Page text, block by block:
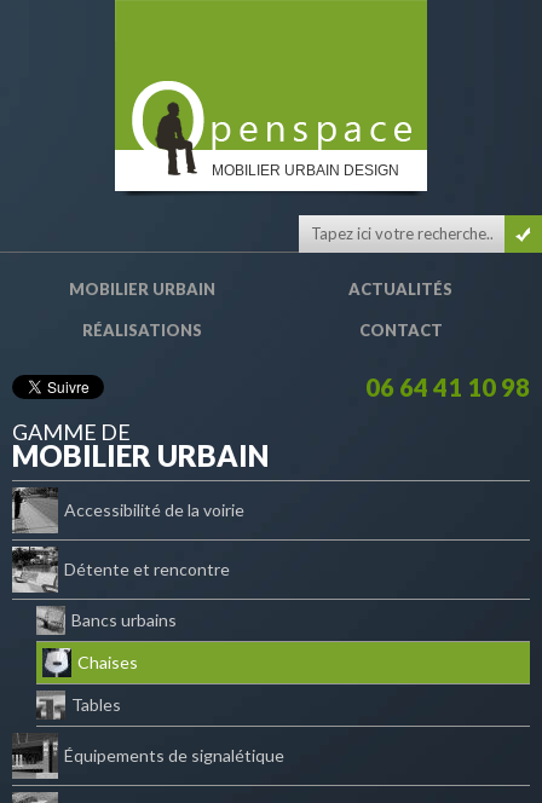
MOBILIER URBAIN DESIGN
MOBILIER URBAIN ACTUALITÉS
RÉALISATIONS CONTACT
06 64 41 10 98
GAMME DE
MOBILIER URBAIN
Accessibilité de la voirie
Détente et rencontre
Bancs urbains
Chaises
Tables
Équipements de signalétique